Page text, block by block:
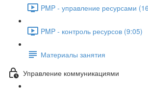
PMP - управление ресурсами
PMP - контроль ресурсов (9:05)
Материалы занятия
Управление коммуникациями